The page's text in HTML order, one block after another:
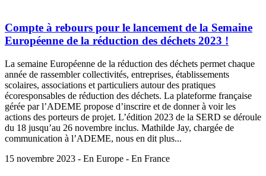
Compte à rebours pour le lancement de la Semaine
Européenne de la réduction des déchets 2023 !
La semaine Européenne de la réduction des déchets permet chaque
année de rassembler collectivités, entreprises, établissements
scolaires, associations et particuliers autour des pratiques
écoresponsables de réduction des déchets. La plateforme française
gérée par l’ADEME propose d’inscrire et de donner à voir les
actions des porteurs de projet. L’édition 2023 de la SERD se déroule
du 18 jusqu’au 26 novembre inclus. Mathilde Jay, chargée de
communication à l’ADEME, nous en dit plus...
15 novembre 2023 - En Europe - En France